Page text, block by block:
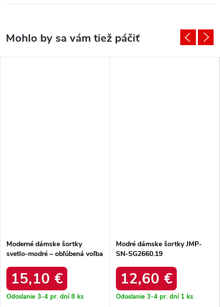
Moderné dámske šortky
svetlo-modré – obľúbená voľba
15,10 €
Odoslanie 3-4 pr. dní8 ks
Modré dámske šortky JMP-
SN-SG2660.19
12,60 €
Odoslanie 3-4 pr. dní 1 ks